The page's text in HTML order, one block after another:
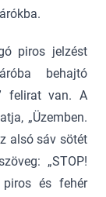
piros jelzést
behajtó
felirat van. A
„Üzemben.
alsó sáv sötét
„STOP!
és fehér